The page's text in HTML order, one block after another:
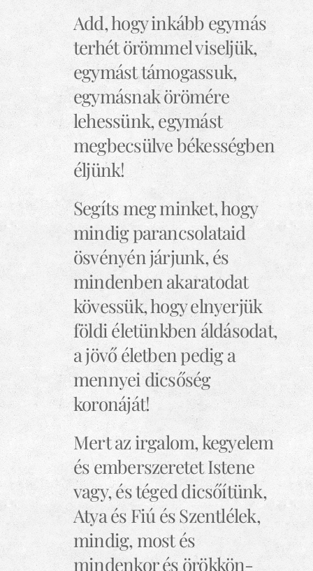
Add, hogy inkább egymás
terhét örömmel viseljük,
egymást támogassuk,
egymásnak örömére
lehessünk, egymást
megbecsülve békességben
éljünk!
Segíts meg minket, hogy
mindig parancsolataid
ösvényén járjunk, és
mindenben akaratodat
kövessük, hogy elnyerjük
földi életünkben áldásodat,
a jövő életben pedig a
mennyei dicsőség
koronáját!
Mert az irgalom, kegyelem
és emberszeretet Istene
vagy, és téged dicsőítünk,
Atya és Fiú és Szentlélek,
mindig, most és
mindenkor és örökkön-